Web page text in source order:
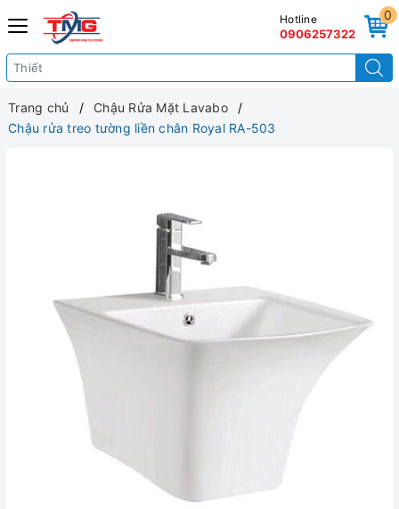
0
Hotline
0906257322
Trang chủ
Chậu Rửa Mặt Lavabo
Chậu rửa treo tường liền chân Royal RA-503